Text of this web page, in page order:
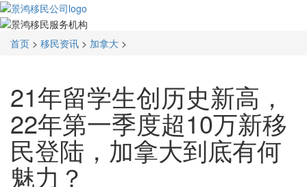
首页 > 移民资讯 > 加拿大 >
21年留学生创历史新高，
22年第一季度超10万新移
民登陆，加拿大到底有何
魅力？